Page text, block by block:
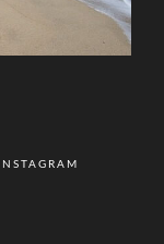
INSTAGRAM